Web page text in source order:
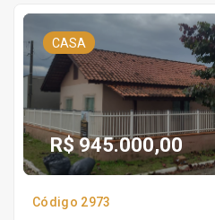
CASA
R$ 945.000,00
Código 2973